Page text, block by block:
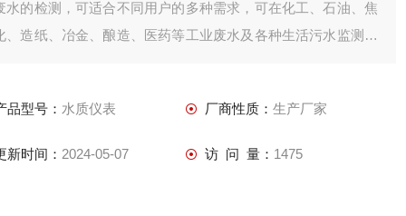
水的检测，可适合不同用户的多种需求，可在化工、石油、焦
、造纸、冶金、酿造、医药等工业废水及各种生活污水监测应
品型号： 水质仪表 厂商性质： 生产厂家
新时间： 2024-05-07 访 问 量： 1475